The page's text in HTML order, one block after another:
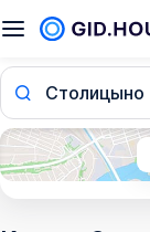
Столицыно